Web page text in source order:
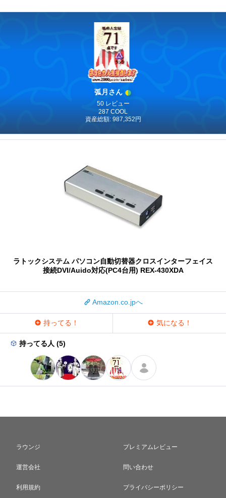
弧月さん
50 レビュー
287 COOL
資産総額: 987,352円
ラトックシステム パソコン自動切替器クロスインターフェイス
接続DVI/Auido対応(PC4台用) REX-430XDA
Amazon.co.jpへ
持ってる！ 気になる！
持ってる人 (5)
ラウンジ プレミアムレビュー
運営会社 問い合わせ
利用規約 プライバシーポリシー